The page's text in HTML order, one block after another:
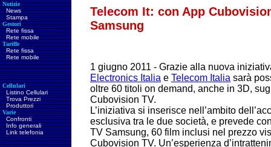
Notizie
News
Stampa
Gestori
Rete fissa
Rete mobile
Tariffe
Rete fissa
Rete mobile
Cellulari
Listino Cellulari
Trova Prezzi
Produttori
Varie
Confronti
Info generali
Link telefonia
Telecom It: con App
Samsung
1 giugno 2011 - Grazie alla nuova
Electronics Italia e Telecom Italia sarà
oltre 60 titoli on demand, anche in 3D,
Cubovision TV.
L’iniziativa si inserisce nell’ambito
esclusiva tra le due società, e prevede
TV Samsung, 60 film inclusi nel prezzo
Cubovision TV. Un’esperienza